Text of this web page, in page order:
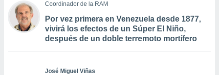
Coordinador de la RAM
Por vez primera en Venezuela desde 1877,
vivirá los efectos de un Súper El Niño,
después de un doble terremoto mortífero
José Miguel Viñas